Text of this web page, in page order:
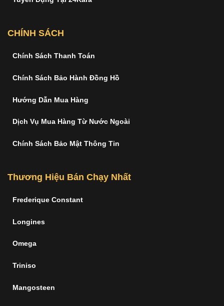
CHÍNH SÁCH
Chính Sách Thanh Toán
Chính Sách Bảo Hành Đồng Hồ
Hướng Dẫn Mua Hàng
Dịch Vụ Mua Hàng Từ Nước Ngoài
Chính Sách Bảo Mật Thông Tin
Thương Hiệu Bán Chạy Nhất
Frederique Constant
Longines
Omega
Triniso
Mangosteen